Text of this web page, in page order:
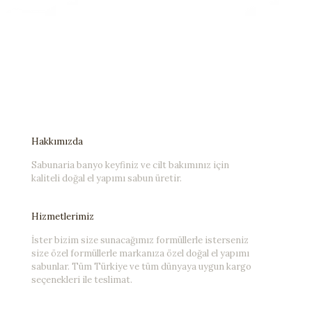
Hakkımızda
Sabunaria banyo keyfiniz ve cilt bakımınız için
kaliteli doğal el yapımı sabun üretir.
Hizmetlerimiz
İster bizim size sunacağımız formüllerle isterseniz
size özel formüllerle markanıza özel doğal el yapımı
sabunlar. Tüm Türkiye ve tüm dünyaya uygun kargo
seçenekleri ile teslimat.